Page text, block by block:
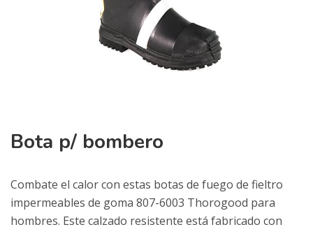
Bota p/ bombero
Combate el calor con estas botas de fuego de fieltro
impermeables de goma 807-6003 Thorogood para
hombres. Este calzado resistente está fabricado con